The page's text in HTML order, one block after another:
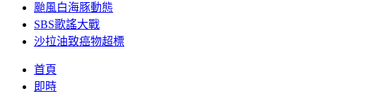
颱風白海豚動態
SBS歌謠大戰
沙拉油致癌物超標
首頁
即時